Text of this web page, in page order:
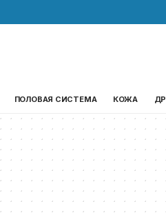
ПОЛОВАЯ СИСТЕМА КОЖА